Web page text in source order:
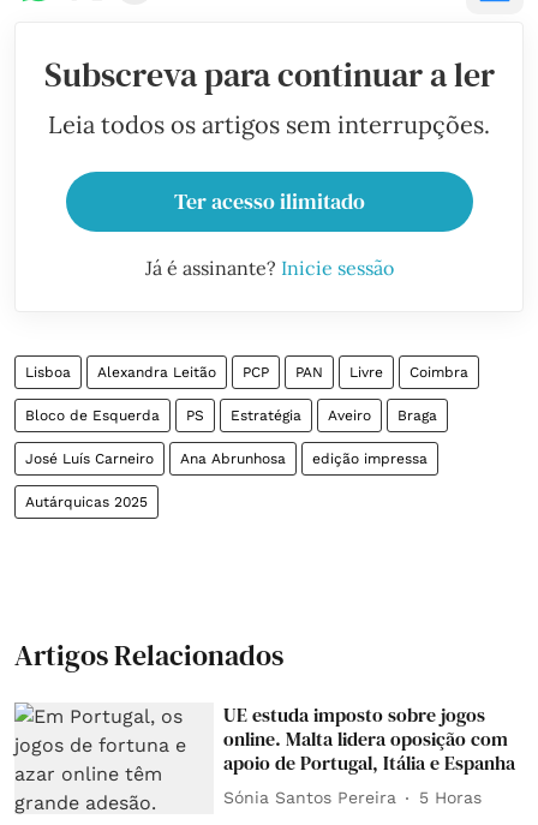
Subscreva para continuar a ler
Leia todos os artigos sem interrupções.
Ter acesso ilimitado
Já é assinante? Inicie sessão
Lisboa Alexandra Leitão PCP PAN Livre Coimbra
Bloco de Esquerda PS Estratégia Aveiro Braga
José Luís Carneiro Ana Abrunhosa edição impressa
Autárquicas 2025
Artigos Relacionados
UE estuda imposto sobre jogos
online. Malta lidera oposição com
apoio de Portugal, Itália e Espanha
Sónia Santos Pereira 5 Horas